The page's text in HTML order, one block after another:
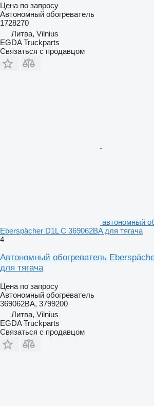
Цена по запросу
Автономный обогреватель
1728270
Литва, Vilnius
EGDA Truckparts
Связаться с продавцом
автономный
Eberspächer D1L C 369062BA для тягача
4
Автономный обогреватель
для тягача
Цена по запросу
Автономный обогреватель
369062BA, 3799200
Литва, Vilnius
EGDA Truckparts
Связаться с продавцом